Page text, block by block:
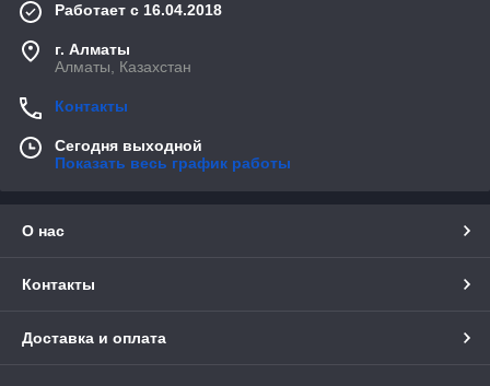
Работает с 16.04.2018
г. Алматы
Алматы, Казахстан
Контакты
Сегодня выходной
Показать весь график работы
О нас
Контакты
Доставка и оплата